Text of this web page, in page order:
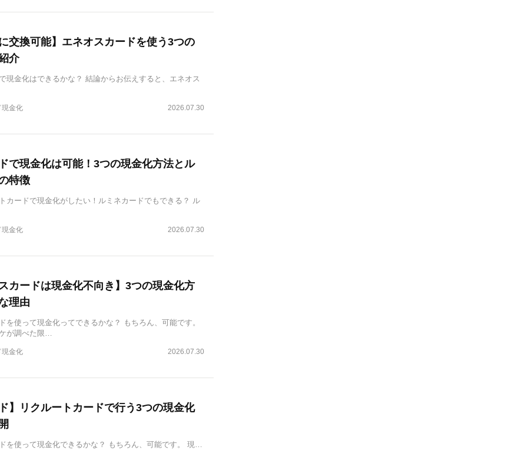
交換可能】エネオスカードを使う3つの
介
現金化はできるかな？ 結論からお伝えすると、エネオス
2026.07.30
現金化
で現金化は可能！3つの現金化方法とル
特徴
カードで現金化がしたい！ルミネカードでもできる？ ル
2026.07.30
現金化
カードは現金化不向き】3つの現金化方
理由
を使って現金化ってできるかな？ もちろん、可能です。
が調べた限…
2026.07.30
現金化
】リクルートカードで行う3つの現金化
を使って現金化できるかな？ もちろん、可能です。 現…